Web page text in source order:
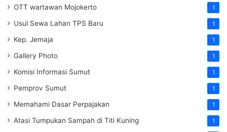
OTT wartawan Mojokerto 1
Usul Sewa Lahan TPS Baru 1
Kep. Jemaja 1
Gallery Photo 1
Komisi Informasi Sumut 1
Pemprov Sumut 1
Memahami Dasar Perpajakan 1
Atasi Tumpukan Sampah di Titi Kuning 1